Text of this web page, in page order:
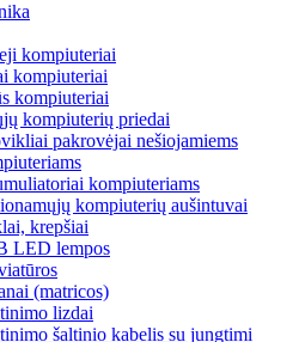
kompiuteriai
kompiuteriai
kompiuteriai
kompiuterių priedai
pakrovėjai nešiojamiems
kompiuteriams
kompiuterių aušintuvai
krepšiai
LED lempos
(matricos)
lizdai
šaltinio kabelis su jungtimi